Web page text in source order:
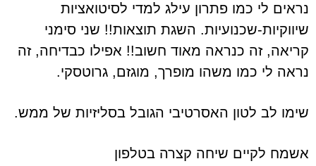
נראים לי כמו פתרון עילג למדי לסיטואציות
שיווקיות-שכנועיות. השגת תוצאות!! שני סימני
קריאה, זה כנראה מאוד חשוב!! אפילו כבדיחה, זה
נראה לי כמו משהו מופרך, מוגזם, גרוטסקי.
שימו לב לטון האסרטיבי הגובל בסליזיות של ממש.
אשמח לקיים שיחה קצרה בטלפון